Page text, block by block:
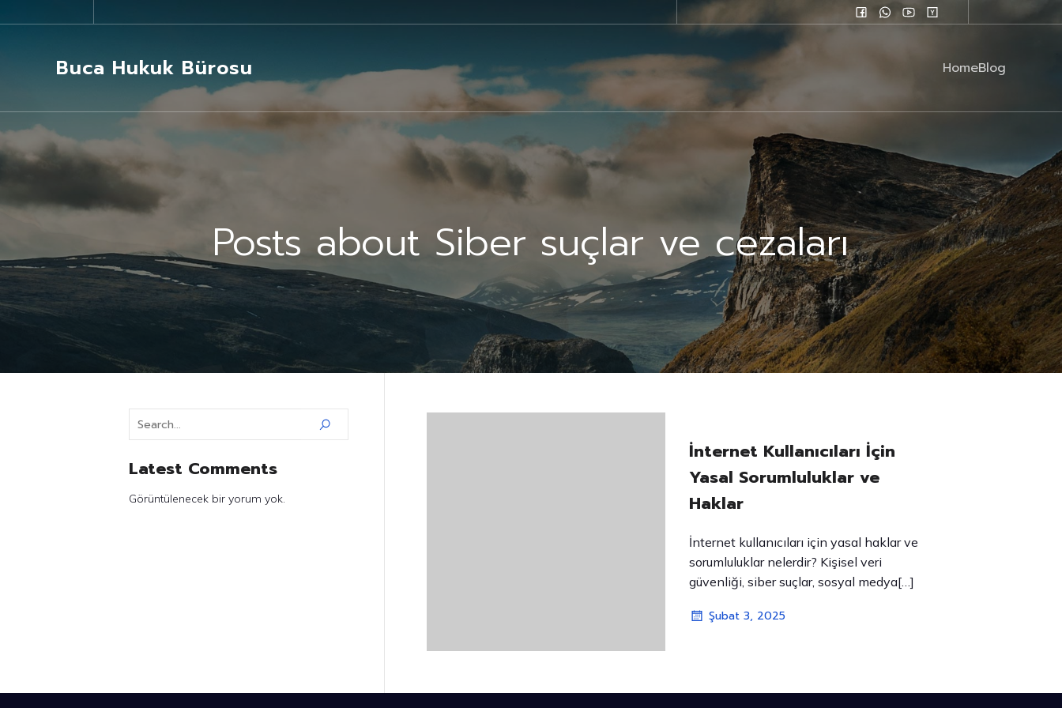
Buca Hukuk Bürosu HomeBlog
Posts about Siber suçlar ve cezaları
Latest Comments
Görüntülenecek bir yorum yok.
İnternet Kullanıcıları İçin
Yasal Sorumluluklar ve
Haklar
İnternet kullanıcıları için yasal haklar ve
sorumluluklar nelerdir? Kişisel veri
güvenliği, siber suçlar, sosyal medya[…]
Şubat 3, 2025